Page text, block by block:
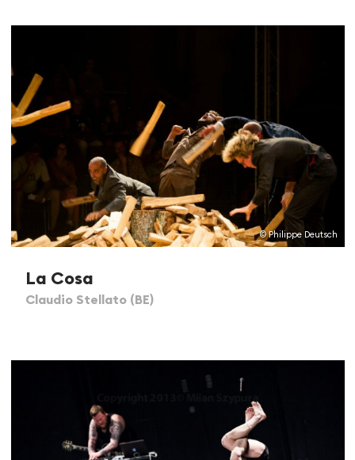
© Philippe Deutsch
La Cosa
Claudio Stellato (BE)